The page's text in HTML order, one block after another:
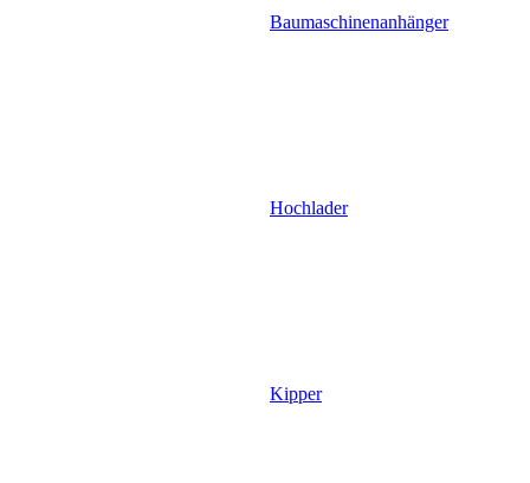
Baumaschinenanhänger
Hochlader
Kipper